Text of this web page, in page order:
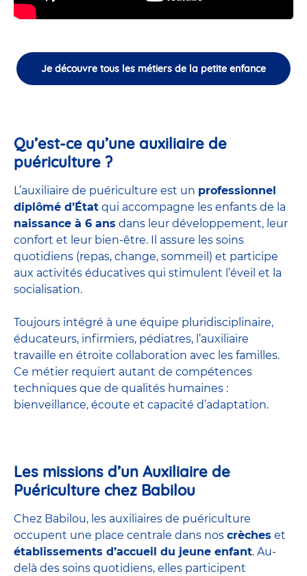
Je découvre tous les métiers de la petite enfance
Qu’est-ce qu’une auxiliaire de
puériculture ?
L’auxiliaire de puériculture est un professionnel
diplômé d’État qui accompagne les enfants de la
naissance à 6 ans dans leur développement, leur
confort et leur bien-être. Il assure les soins
quotidiens (repas, change, sommeil) et participe
aux activités éducatives qui stimulent l’éveil et la
socialisation.
Toujours intégré à une équipe pluridisciplinaire,
éducateurs, infirmiers, pédiatres, l’auxiliaire
travaille en étroite collaboration avec les familles.
Ce métier requiert autant de compétences
techniques que de qualités humaines :
bienveillance, écoute et capacité d’adaptation.
Les missions d’un Auxiliaire de
Puériculture chez Babilou
Chez Babilou, les auxiliaires de puériculture
occupent une place centrale dans nos crèches et
établissements d’accueil du jeune enfant. Au-
delà des soins quotidiens, elles participent